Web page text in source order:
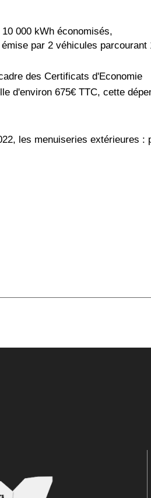
000 kWh économisés,
par 2 véhicules parcourant
des Certificats d'Economie
d'environ 675€ TTC, cette
les menuiseries extérieures :